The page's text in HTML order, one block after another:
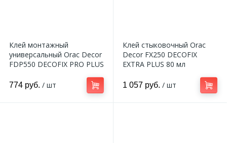
Клей монтажный
универсальный Orac Decor
FDP550 DECOFIX PRO PLUS
774 руб. / шт
Клей стыковочный Orac
Decor FX250 DECOFIX
EXTRA PLUS 80 мл
1 057 руб. / шт